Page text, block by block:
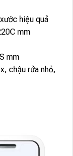
hiệu quả
mm
mm
chậu rửa nhỏ,